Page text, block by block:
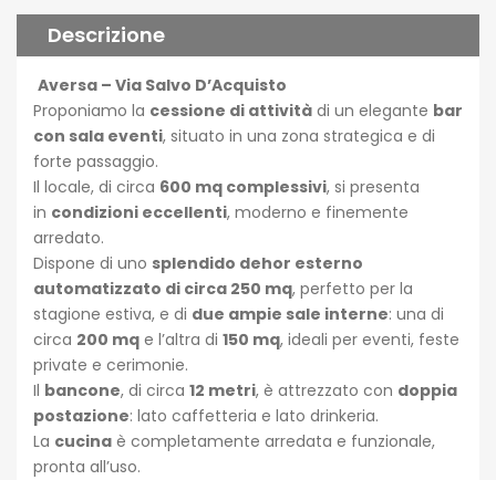
Descrizione
Aversa – Via Salvo D’Acquisto
Proponiamo la cessione di attività di un elegante bar
con sala eventi, situato in una zona strategica e di
forte passaggio.
Il locale, di circa 600 mq complessivi, si presenta
in condizioni eccellenti, moderno e finemente
arredato.
Dispone di uno splendido dehor esterno
automatizzato di circa 250 mq, perfetto per la
stagione estiva, e di due ampie sale interne: una di
circa 200 mq e l’altra di 150 mq, ideali per eventi, feste
private e cerimonie.
Il bancone, di circa 12 metri, è attrezzato con doppia
postazione: lato caffetteria e lato drinkeria.
La cucina è completamente arredata e funzionale,
pronta all’uso.